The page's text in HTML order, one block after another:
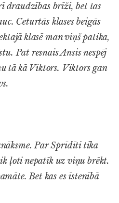
draudzības brīži, bet tas
Ceturtās klases beigās
klasē man viņš patika,
Pat resnais Ansis nespēj
tā kā Viktors. Viktors gan
Par Sprīdīti tika
ļoti nepatīk uz viņu brēkt.
Bet kas es īstenībā